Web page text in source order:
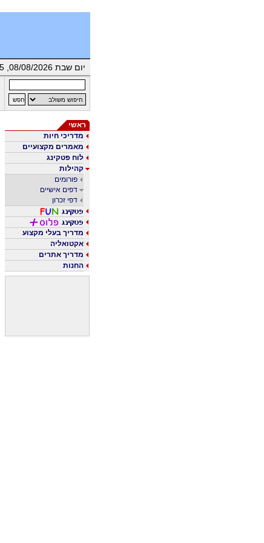
יום שבת 08/08/2026, 06:35 | ברוך/ה הבא/ה אורח/ת |
ראשי
מדריכי חיות
מאמרים מקצועיים
לוח פטקינג
קהילות
פורומים
דפים אישיים
דפי זכרון
מדריך בעלי מקצוע
אקטואליה
מדריך אתרים
החנות